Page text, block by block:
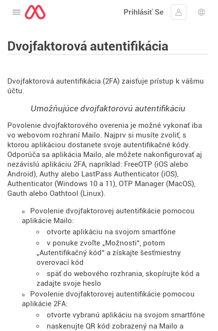
Otvorte menu
Prihlásiť Se
Prihlásiť sa
Dvojfaktorová autentifikácia
Dvojfaktorová autentifikácia (2FA) zaisťuje prístup k vášmu
účtu.
Umožňujúce dvojfaktorovú autentifikáciu
Povolenie dvojfaktorového overenia je možné vykonať iba
vo webovom rozhraní Mailo. Najprv si musíte zvoliť, s
ktorou aplikáciou dostanete svoje autentifikačné kódy.
Odporúča sa aplikácia Mailo, ale môžete nakonfigurovať aj
nezávislú aplikáciu 2FA, napríklad: FreeOTP (iOS alebo
Android), Authy alebo LastPass Authenticator (iOS),
Authenticator (Windows 10 a 11), OTP Manager (MacOS),
Gauth alebo Oathtool (Linux).
Povolenie dvojfaktorovej autentifikácie pomocou
aplikácie Mailo:
otvorte aplikáciu na svojom smartfóne
v ponuke zvoľte „Možnosti“, potom
„Autentifikačný kód“ a získajte šesťmiestny
overovací kód
späť do webového rozhrania, skopírujte kód a
zadajte svoje heslo
Povolenie dvojfaktorovej autentifikácie pomocou
aplikácie 2FA:
otvorte vybranú aplikáciu na svojom smartfóne
naskenujte QR kód zobrazený na Mailo a